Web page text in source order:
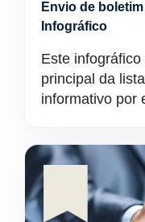
Envio de
Infográfico
Este
principal da
informativo por